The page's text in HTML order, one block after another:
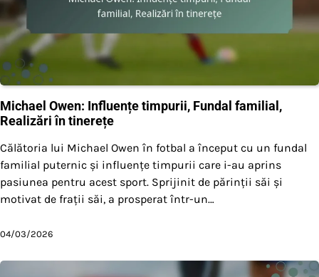
Michael Owen: Influențe timpurii, Fundal familial,
Realizări în tinerețe
Călătoria lui Michael Owen în fotbal a început cu un fundal
familial puternic și influențe timpurii care i-au aprins
pasiunea pentru acest sport. Sprijinit de părinții săi și
motivat de frații săi, a prosperat într-un…
04/03/2026